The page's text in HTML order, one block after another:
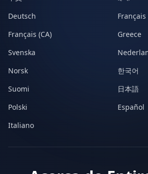
Deutsch
Français
Français (CA)
Greece
Svenska
Norsk
한국어
Suomi
日本語
Polski
Español
Italiano